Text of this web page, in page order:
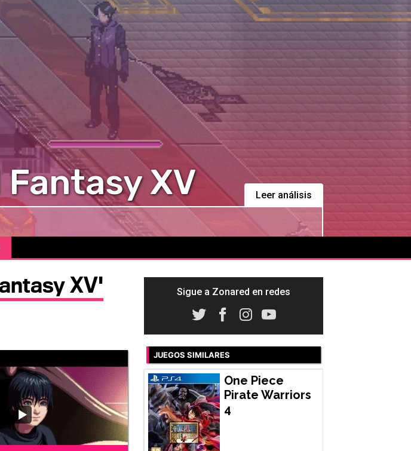
XV Leer análisis
XV' Sigue a Zonared en redes
JUEGOS SIMILARES
One Piece
Pirate Warriors
4